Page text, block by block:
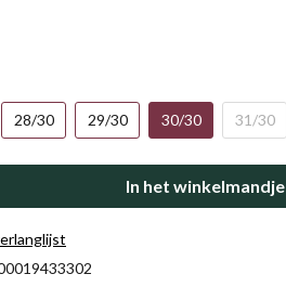
28/30 29/30 30/30 31/30
In het winkelmandje